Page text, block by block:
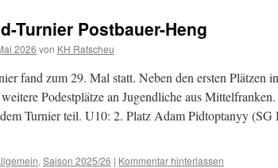
Turnier Postbauer-Heng
2026 von KH Ratscheu
fand zum 29. Mal statt. Neben den ersten Plätzen
Podestplätze an Jugendliche aus
Turnier teil. U10: 2. Platz Adam Pidtoptanyy
, Saison 2025/26 | Kommentar hinterlassen